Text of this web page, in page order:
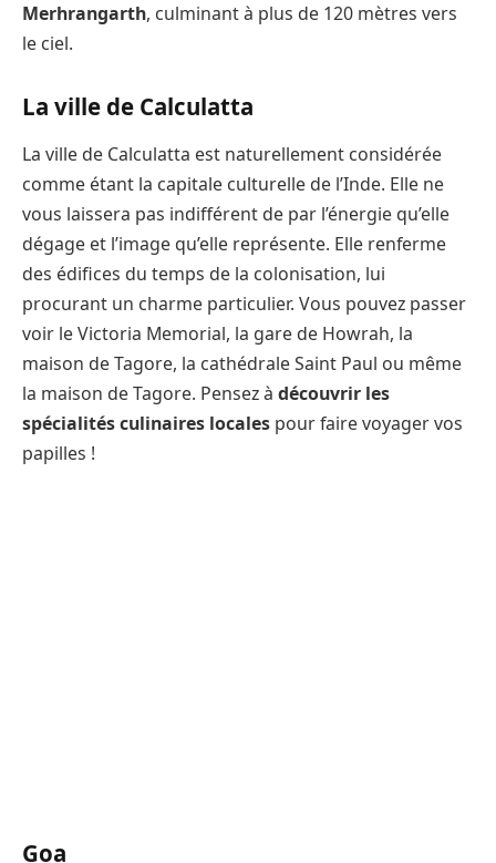
Merhrangarth, culminant à plus de 120 mètres vers
le ciel.
La ville de Calculatta
La ville de Calculatta est naturellement considérée
comme étant la capitale culturelle de l’Inde. Elle ne
vous laissera pas indifférent de par l’énergie qu’elle
dégage et l’image qu’elle représente. Elle renferme
des édifices du temps de la colonisation, lui
procurant un charme particulier. Vous pouvez passer
voir le Victoria Memorial, la gare de Howrah, la
maison de Tagore, la cathédrale Saint Paul ou même
la maison de Tagore. Pensez à découvrir les
spécialités culinaires locales pour faire voyager vos
papilles !
Goa